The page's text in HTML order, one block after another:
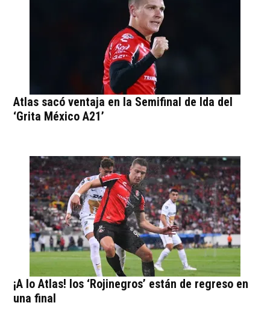
Atlas sacó ventaja en la Semifinal de Ida del
‘Grita México A21’
¡A lo Atlas! los ‘Rojinegros’ están de regreso en
una final